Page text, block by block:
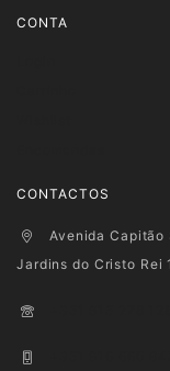
CONTA
CONTACTOS
Avenida
Jardins do Cristo Rei